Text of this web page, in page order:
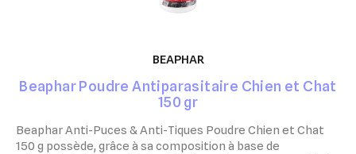
BEAPHAR
Beaphar Poudre Antiparasitaire Chien et Chat
150 gr
Beaphar Anti-Puces & Anti-Tiques Poudre Chien et Chat
150 g possède, grâce à sa composition à base de